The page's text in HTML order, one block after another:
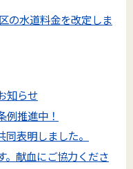
の水道料金を改定しま
知らせ
例推進中！
同表明しました。
。献血にご協力くださ